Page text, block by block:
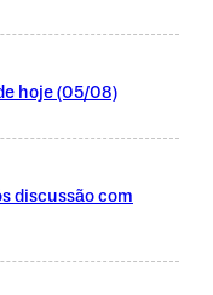
hoje (05/08)
discussão com